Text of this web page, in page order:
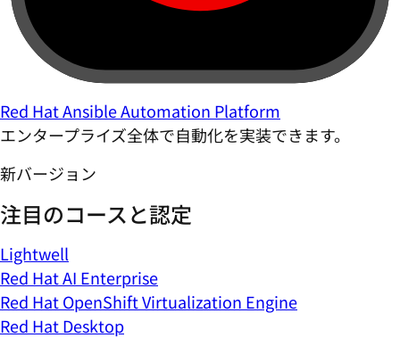
Red Hat Ansible Automation Platform
エンタープライズ全体で自動化を実装できます。
新バージョン
注目のコースと認定
Lightwell
Red Hat AI Enterprise
Red Hat OpenShift Virtualization Engine
Red Hat Desktop